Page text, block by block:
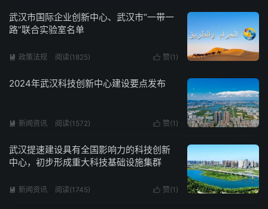
武汉市国际企业创新中心、武汉市“一带一
路”联合实验室名单
 赞(1 )
 政策法规 阅读(1825)
2024年武汉科技创新中心建设要点发布
 赞(1 )
 新闻资讯 阅读(1572)
武汉提速建设具有全国影响力的科技创新
中心，初步形成重大科技基础设施集群
 赞(1 )
 新闻资讯 阅读(1745)